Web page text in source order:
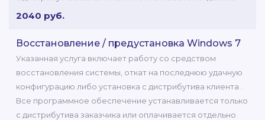
2040 руб.
Восстановление / предустановка Windows 7
Указанная услуга включает работу со средством
восстановления системы, откат на последнюю удачную
конфигурацию либо установка с дистрибутива клиента .
Все программное обеспечение устанавливается только
с дистрибутива заказчика или оплачивается отдельно